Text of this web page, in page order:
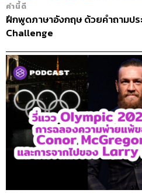
คำนี้ดี
ฝึกพูดภาษาอังกฤษ ด้วยคำถามปร
Challenge